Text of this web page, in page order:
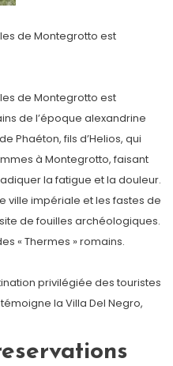
de Montegrotto est
de Montegrotto est
de l’époque alexandrine
Phaéton, fils d’Helios, qui
à Montegrotto, faisant
la fatigue et la douleur.
ville impériale et les fastes de
de fouilles archéologiques.
« Thermes » romains.
privilégiée des touristes
la Villa Del Negro,